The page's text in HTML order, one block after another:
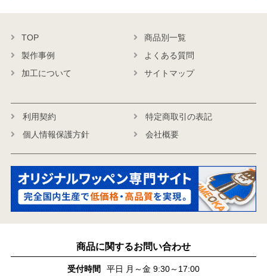
TOP
商品別一覧
製作事例
よくある質問
加工について
サイトマップ
利用契約
特定商取引の表記
個人情報保護方針
会社概要
商品に関するお問い合わせ
受付時間 平日 月～金 9:30～17:00